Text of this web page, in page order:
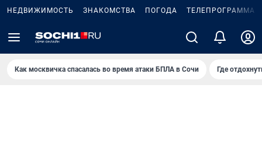
НЕДВИЖИМОСТЬ ЗНАКОМСТВА ПОГОДА ТЕЛЕПРОГРАММА
Как москвичка спасалась во время атаки БПЛА в Сочи Где